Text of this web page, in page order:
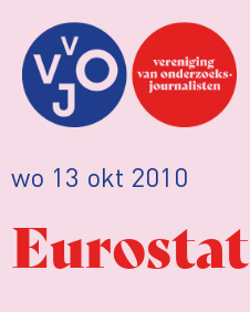
wo 13 okt 2010
Eurostat